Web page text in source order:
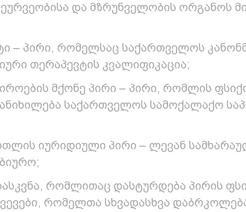
და მზრუნველობის ორგანოს
– პირი, რომელსაც საქართველოს
თერაპევტის კვალიფიკაცია;
მქონე პირი – პირი, რომლის
საქართველოს სამოქალაქო
იურიდიული პირი – ლევან
რომლითაც დასტურდება პირის
რომელთა სხვადასხვა